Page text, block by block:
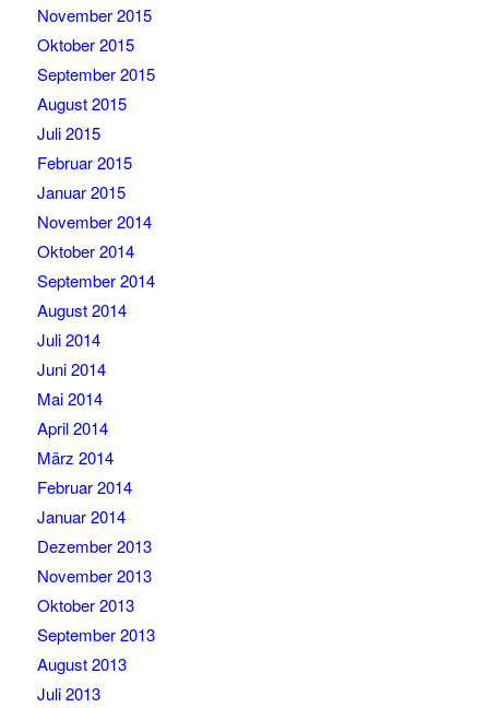
November 2015
Oktober 2015
September 2015
August 2015
Juli 2015
Februar 2015
Januar 2015
November 2014
Oktober 2014
September 2014
August 2014
Juli 2014
Juni 2014
Mai 2014
April 2014
März 2014
Februar 2014
Januar 2014
Dezember 2013
November 2013
Oktober 2013
September 2013
August 2013
Juli 2013